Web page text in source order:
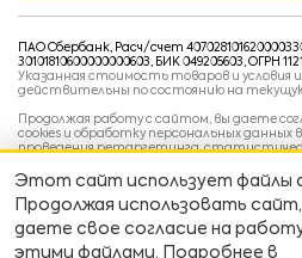
ПАО Сбербанк, Расч/счет
30101810600000000603, БИК 049205603, ОГРН
Указанная стоимость товаров и условия
действительны по состоянию на
Продолжая работу с сайтом, вы даете
cookies и обработку персональных данных
проведения ретаргетинга,
ваших предпочтений и интересов.
Политика конфиденциальности
Условия пользовательского соглашения
Условия продажи
Этот сайт использует файлы
Продолжая использовать
даете свое согласие на
этими файлами. Подробнее в